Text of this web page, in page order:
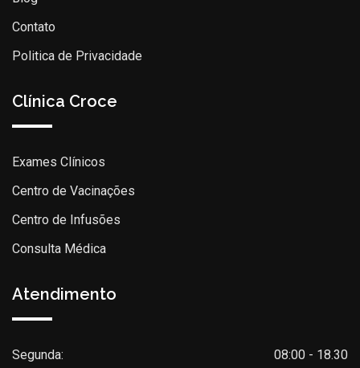
Contato
Politica de Privacidade
Clínica Croce
Exames Clínicos
Centro de Vacinações
Centro de Infusões
Consulta Médica
Atendimento
Segunda:
08:00 - 18.30